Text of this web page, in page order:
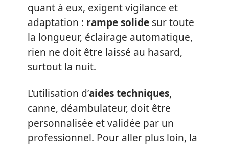
quant à eux, exigent vigilance et
adaptation : rampe solide sur toute
la longueur, éclairage automatique,
rien ne doit être laissé au hasard,
surtout la nuit.
L’utilisation d’aides techniques,
canne, déambulateur, doit être
personnalisée et validée par un
professionnel. Pour aller plus loin, la